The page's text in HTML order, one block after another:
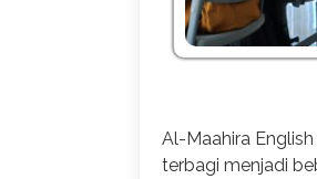
Al-Maahira
terbagi menjadi